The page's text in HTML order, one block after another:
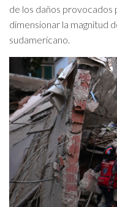
de los daños provocados
dimensionar la magnitud
sudamericano.